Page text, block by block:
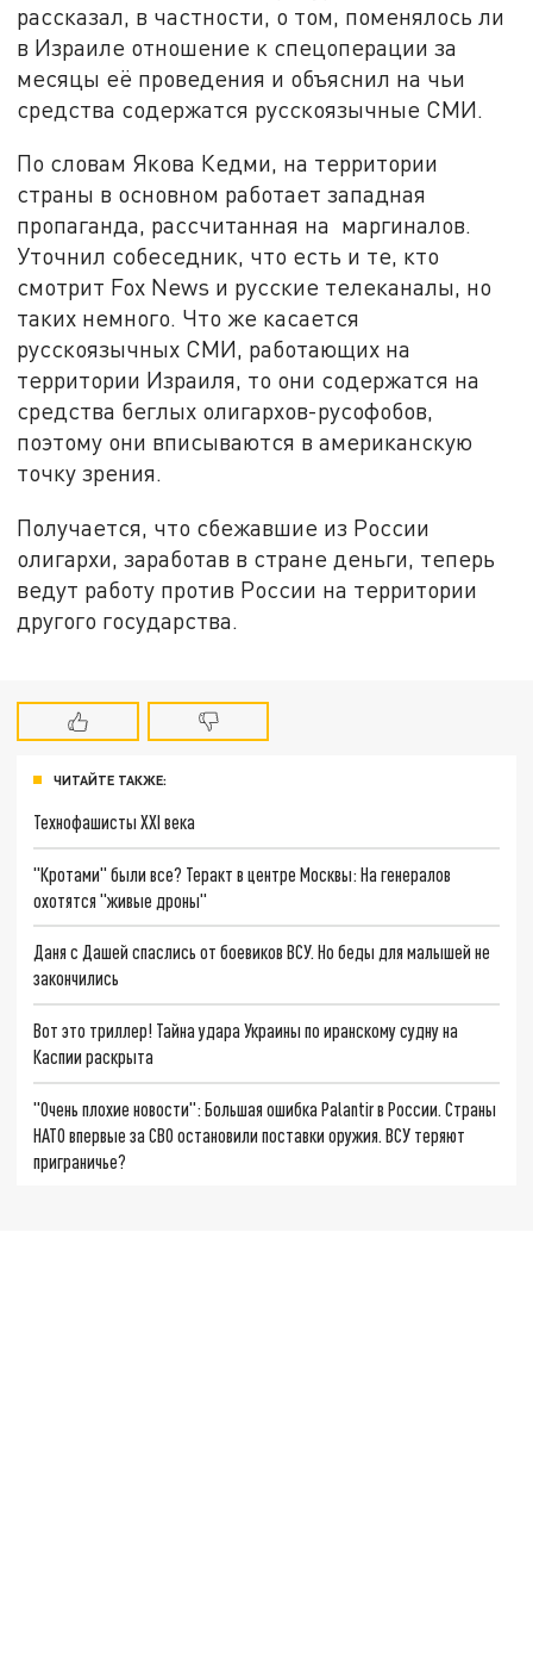
рассказал, в частности, о том, поменялось ли
в Израиле отношение к спецоперации за
месяцы её проведения и объяснил на чьи
средства содержатся русскоязычные СМИ.
По словам Якова Кедми, на территории
страны в основном работает западная
пропаганда, рассчитанная на маргиналов.
Уточнил собеседник, что есть и те, кто
смотрит Fox News и русские телеканалы, но
таких немного. Что же касается
русскоязычных СМИ, работающих на
территории Израиля, то они содержатся на
средства беглых олигархов-русофобов,
поэтому они вписываются в американскую
точку зрения.
Получается, что сбежавшие из России
олигархи, заработав в стране деньги, теперь
ведут работу против России на территории
другого государства.
ЧИТАЙТЕ ТАКЖЕ:
Технофашисты XXI века
"Кротами" были все? Теракт в центре Москвы: На генералов
охотятся "живые дроны"
Даня с Дашей спаслись от боевиков ВСУ. Но беды для малышей не
закончились
Вот это триллер! Тайна удара Украины по иранскому судну на
Каспии раскрыта
"Очень плохие новости": Большая ошибка Palantir в России. Страны
НАТО впервые за СВО остановили поставки оружия. ВСУ теряют
приграничье?